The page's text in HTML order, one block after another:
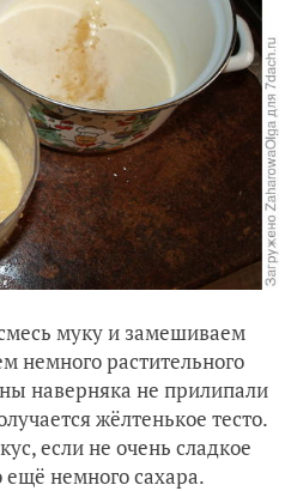
муку и замешиваем
немного растительного
наверняка не прилипали
жёлтенькое тесто.
если не очень сладкое
ещё немного сахара.